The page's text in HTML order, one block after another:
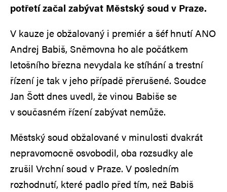
potřetí začal zabývat Městský soud v Praze.
V kauze je obžalovaný i premiér a šéf hnutí ANO
Andrej Babiš, Sněmovna ho ale počátkem
letošního března nevydala ke stíhání a trestní
řízení je tak v jeho případě přerušené. Soudce
Jan Šott dnes uvedl, že vinou Babiše se
v současném řízení zabývat nemůže.
Městský soud obžalované v minulosti dvakrát
nepravomocně osvobodil, oba rozsudky ale
zrušil Vrchní soud v Praze. V posledním
rozhodnutí, které padlo před tím, než Babiš